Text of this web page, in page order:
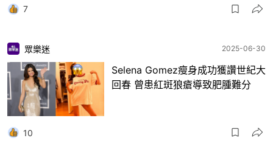
7
眾樂迷 2025-06-30
Selena Gomez瘦身成功獲讚世紀大
回春 曾患紅斑狼瘡導致肥腫難分
10